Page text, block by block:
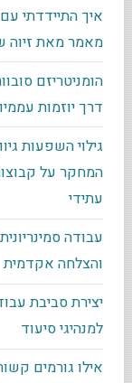
איך התיידדתי
מאמר מאת זיוה
הומניטריזם
דרך יוזמות
גילוי השפעות
המחקר על
עתידי
עבודה
והצלחה אקדמית
יצירת סביבת
למנהיגי סיעוד
אילו גורמים